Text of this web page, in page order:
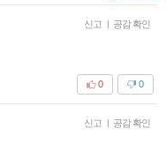
신고 | 공감 확인
0
0
신고 | 공감 확인